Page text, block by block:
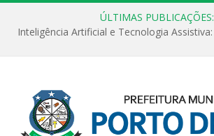
ÚLTIMAS PUBLICAÇÕES: